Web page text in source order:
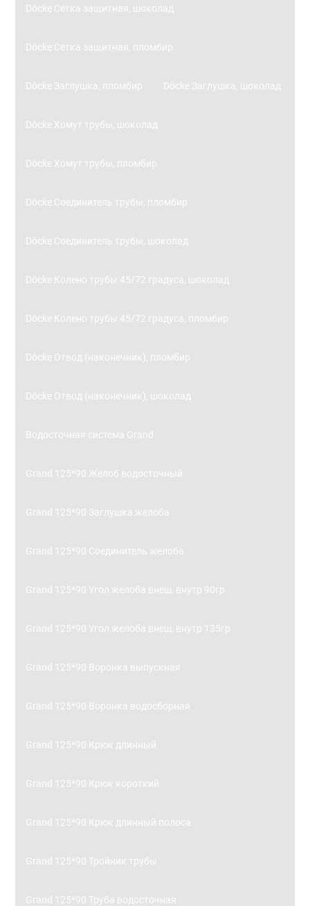
Döcke Сетка защитная, шоколад
Döcke Сетка защитная, пломбир
Döcke Заглушка, пломбир Döcke Заглушка, шоколад
Döcke Хомут трубы, шоколад
Döcke Хомут трубы, пломбир
Döcke Соединитель трубы, пломбир
Döcke Соединитель трубы, шоколад
Döcke Колено трубы 45/72 градуса, шоколад
Döcke Колено трубы 45/72 градуса, пломбир
Döcke Отвод (наконечник), пломбир
Döcke Отвод (наконечник), шоколад
Водосточная система Grand
Grand 125*90 Желоб водосточный
Grand 125*90 Заглушка желоба
Grand 125*90 Соединитель желоба
Grand 125*90 Угол желоба внеш, внутр 90гр
Grand 125*90 Угол желоба внеш, внутр 135гр
Grand 125*90 Воронка выпускная
Grand 125*90 Воронка водосборная
Grand 125*90 Крюк длинный
Grand 125*90 Крюк короткий
Grand 125*90 Крюк длинный полоса
Grand 125*90 Тройник трубы
Grand 125*90 Труба водосточная